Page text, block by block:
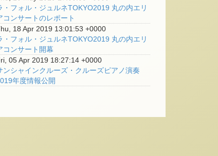
・フォル・ジュルネTOKYO2019 丸の内エリ
コンサートのレポート
18 Apr 2019 13:01:53 +0000
・フォル・ジュルネTOKYO2019 丸の内エリ
コンサート開幕
05 Apr 2019 18:27:14 +0000
ンシャインクルーズ・クルーズピアノ演奏
年度情報公開